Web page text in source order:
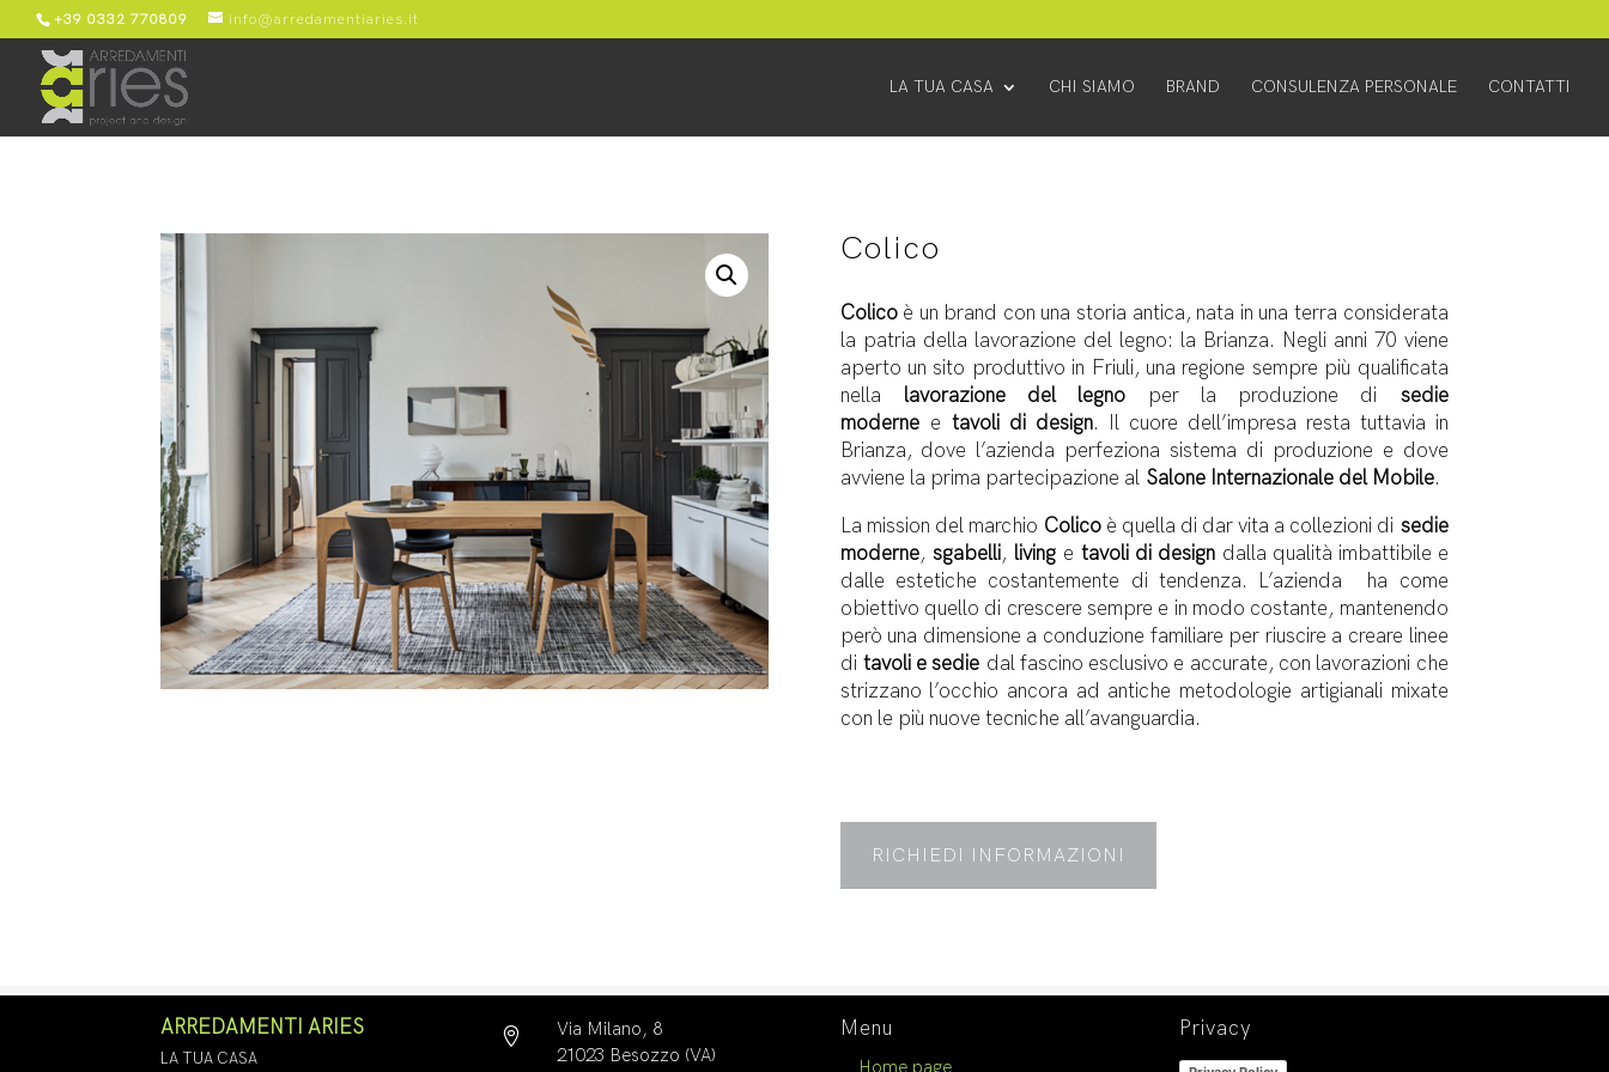
+39 0332 770809 info@arredamentiaries.it
LA TUA CASA CHI SIAMO BRAND CONSULENZA PERSONALE CONTATTI
Colico
Colico è un brand con una storia antica, nata in una terra considerata
la patria della lavorazione del legno: la Brianza. Negli anni 70 viene
aperto un sito produttivo in Friuli, una regione sempre più qualificata
nella lavorazione del legnoper la produzione di sedie
modernee tavoli di design. Il cuore dell’impresa resta tuttavia in
Brianza, dove l’azienda perfeziona sistema di produzione e dove
avviene la prima partecipazione al Salone Internazionale del Mobile.
La mission del marchio Colico è quella di dar vita a collezioni di sedie
moderne, sgabelli, livinge tavoli di designdalla qualità imbattibile e
dalle estetiche costantemente di tendenza. L’azienda ha come
obiettivo quello di crescere sempre e in modo costante, mantenendo
però una dimensione a conduzione familiare per riuscire a creare linee
di tavoli e sedie dal fascino esclusivo e accurate, con lavorazioni che
strizzano l’occhio ancora ad antiche metodologie artigianali mixate
con le più nuove tecniche all’avanguardia.
RICHIEDI INFORMAZIONI
ARREDAMENTI ARIES
LA TUA CASA

Via Milano, 8
21023 Besozzo (VA)
Menu
Home page
Privacy